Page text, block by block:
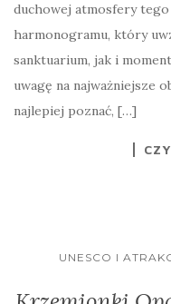
duchowej atmosfery
harmonogramu, który
sanktuarium, jak i
uwagę na najważniejsze
najlepiej poznać, […]
UNESCO I